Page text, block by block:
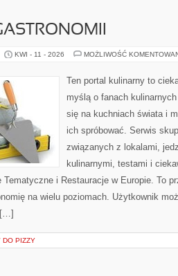
KWI - 11 - 2026 MOŻLIWOŚĆ
Ten portal kulinarny to
myślą o fanach
się na kuchniach świata i
ich spróbować. Serwis
związanych z lokalami,
kulinarnymi, testami i
Tematyczne i Restauracje w Europie. To
na wielu poziomach. Użytkownik
[…]
DO PIZZY